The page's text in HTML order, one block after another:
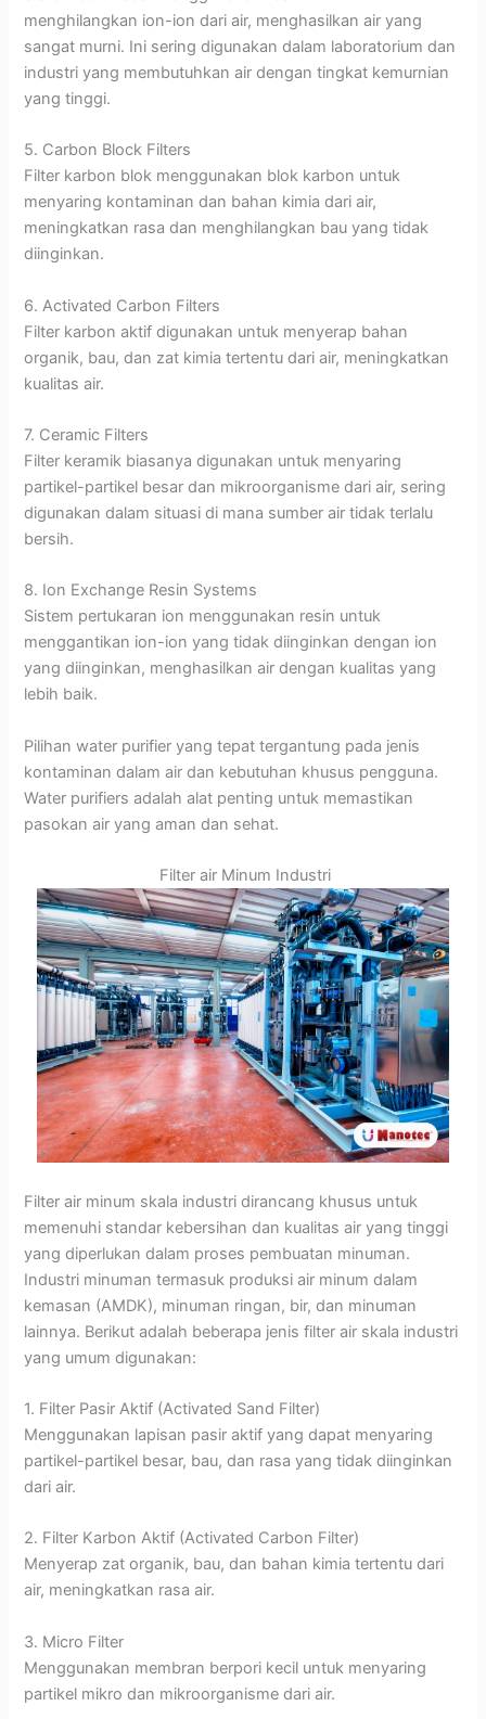
menghilangkan ion-ion dari air, menghasilkan air yang
sangat murni. Ini sering digunakan dalam laboratorium dan
industri yang membutuhkan air dengan tingkat kemurnian
yang tinggi.
5. Carbon Block Filters
Filter karbon blok menggunakan blok karbon untuk
menyaring kontaminan dan bahan kimia dari air,
meningkatkan rasa dan menghilangkan bau yang tidak
diinginkan.
6. Activated Carbon Filters
Filter karbon aktif digunakan untuk menyerap bahan
organik, bau, dan zat kimia tertentu dari air, meningkatkan
kualitas air.
7. Ceramic Filters
Filter keramik biasanya digunakan untuk menyaring
partikel-partikel besar dan mikroorganisme dari air, sering
digunakan dalam situasi di mana sumber air tidak terlalu
bersih.
8. Ion Exchange Resin Systems
Sistem pertukaran ion menggunakan resin untuk
menggantikan ion-ion yang tidak diinginkan dengan ion
yang diinginkan, menghasilkan air dengan kualitas yang
lebih baik.
Pilihan water purifier yang tepat tergantung pada jenis
kontaminan dalam air dan kebutuhan khusus pengguna.
Water purifiers adalah alat penting untuk memastikan
pasokan air yang aman dan sehat.
Filter air Minum Industri
Filter air minum skala industri dirancang khusus untuk
memenuhi standar kebersihan dan kualitas air yang tinggi
yang diperlukan dalam proses pembuatan minuman.
Industri minuman termasuk produksi air minum dalam
kemasan (AMDK), minuman ringan, bir, dan minuman
lainnya. Berikut adalah beberapa jenis filter air skala industri
yang umum digunakan:
1. Filter Pasir Aktif (Activated Sand Filter)
Menggunakan lapisan pasir aktif yang dapat menyaring
partikel-partikel besar, bau, dan rasa yang tidak diinginkan
dari air.
2. Filter Karbon Aktif (Activated Carbon Filter)
Menyerap zat organik, bau, dan bahan kimia tertentu dari
air, meningkatkan rasa air.
3. Micro Filter
Menggunakan membran berpori kecil untuk menyaring
partikel mikro dan mikroorganisme dari air.